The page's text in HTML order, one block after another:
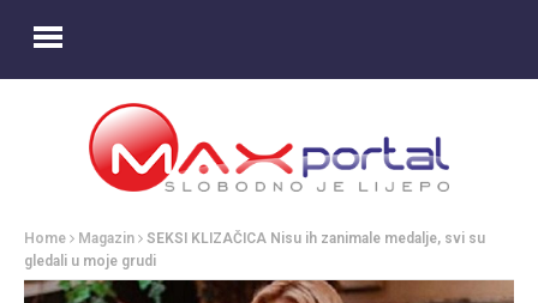
Home Magazin
SEKSI KLIZAČICA Nisu ih zanimale medalje, svi su
gledali u moje grudi